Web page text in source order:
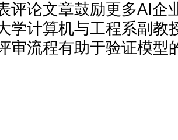
评论文章鼓励更多AI企
学计算机与工程系副教
审流程有助于验证模型